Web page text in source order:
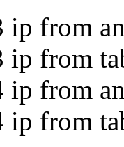
ip from
ip from
ip from
ip from